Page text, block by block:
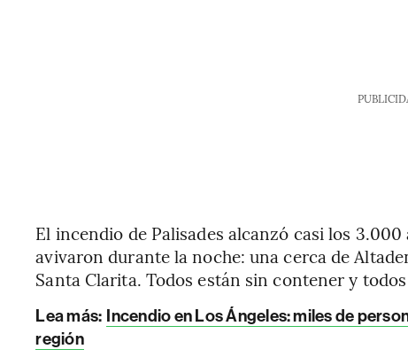
El incendio de Palisades alcanzó casi los
avivaron durante la noche: una cerca de
Santa Clarita. Todos están sin contener y
Lea más: Incendio en Los Ángeles: miles de
región